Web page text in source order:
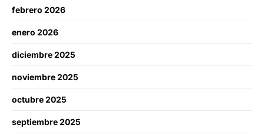
febrero 2026
enero 2026
diciembre 2025
noviembre 2025
octubre 2025
septiembre 2025